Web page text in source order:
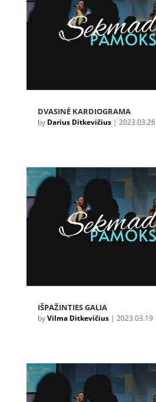
DVASINĖ KARDIOGRAMA
by Darius Ditkevičius| 2023.03.26
IŠPAŽINTIES GALIA
byVilma Ditkevičius| 2023.03.19